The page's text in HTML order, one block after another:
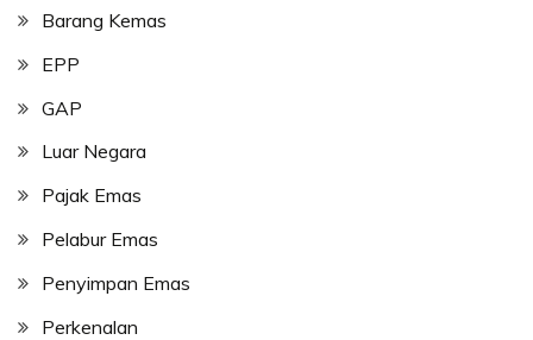
Barang Kemas
EPP
GAP
Luar Negara
Pajak Emas
Pelabur Emas
Penyimpan Emas
Perkenalan